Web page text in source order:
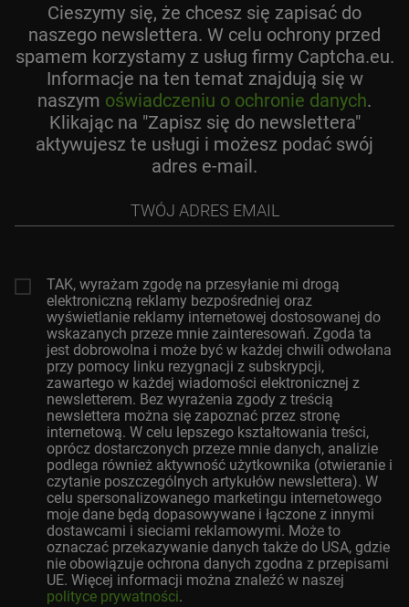
Cieszymy się, że chcesz się zapisać do
naszego newslettera. W celu ochrony przed
spamem korzystamy z usług firmy Captcha.eu.
Informacje na ten temat znajdują się w
naszym oświadczeniu o ochronie danych.
Klikając na "Zapisz się do newslettera"
aktywujesz te usługi i możesz podać swój
adres e-mail.
email
TAK, wyrażam zgodę na przesyłanie mi drogą
elektroniczną reklamy bezpośredniej oraz
wyświetlanie reklamy internetowej dostosowanej do
wskazanych przeze mnie zainteresowań. Zgoda ta
jest dobrowolna i może być w każdej chwili odwołana
przy pomocy linku rezygnacji z subskrypcji,
zawartego w każdej wiadomości elektronicznej z
newsletterem. Bez wyrażenia zgody z treścią
newslettera można się zapoznać przez stronę
internetową. W celu lepszego kształtowania treści,
oprócz dostarczonych przeze mnie danych, analizie
podlega również aktywność użytkownika (otwieranie i
czytanie poszczególnych artykułów newslettera). W
celu spersonalizowanego marketingu internetowego
moje dane będą dopasowywane i łączone z innymi
dostawcami i sieciami reklamowymi. Może to
oznaczać przekazywanie danych także do USA, gdzie
nie obowiązuje ochrona danych zgodna z przepisami
UE. Więcej informacji można znaleźć w naszej
polityce prywatności.